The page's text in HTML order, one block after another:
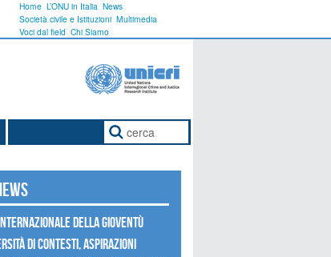
Home L’ONU in Italia News
Società civile e Istituzioni Multimedia
Voci dal field Chi Siamo
DELLA GIOVENTÙ
DI CONTESTI, ASPIRAZIONI